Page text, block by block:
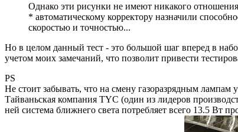
Однако эти рисунки не имеют никакого
* автоматическому корректору назначили
скоростью и точностью...
Но в целом данный тест - это большой шаг вперед в
учетом моих замечаний, что позволит привести
PS
Не стоит забывать, что на смену газоразрядным
Тайваньская компания TYC (один из лидеров
ней система ближнего света потребляет всего 13.5 Вт